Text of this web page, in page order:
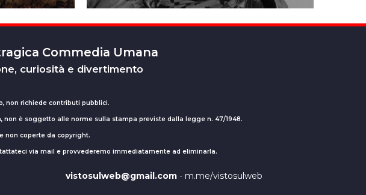
Commedia Umana
curiosità e divertimento
non richiede contributi pubblici.
non è soggetto alle norme sulla stampa previste dalla legge n. 47/1948.
non coperte da copyright.
via mail e provvederemo immediatamente ad eliminarla.
vistosulweb@gmail.com- m.me/vistosulweb